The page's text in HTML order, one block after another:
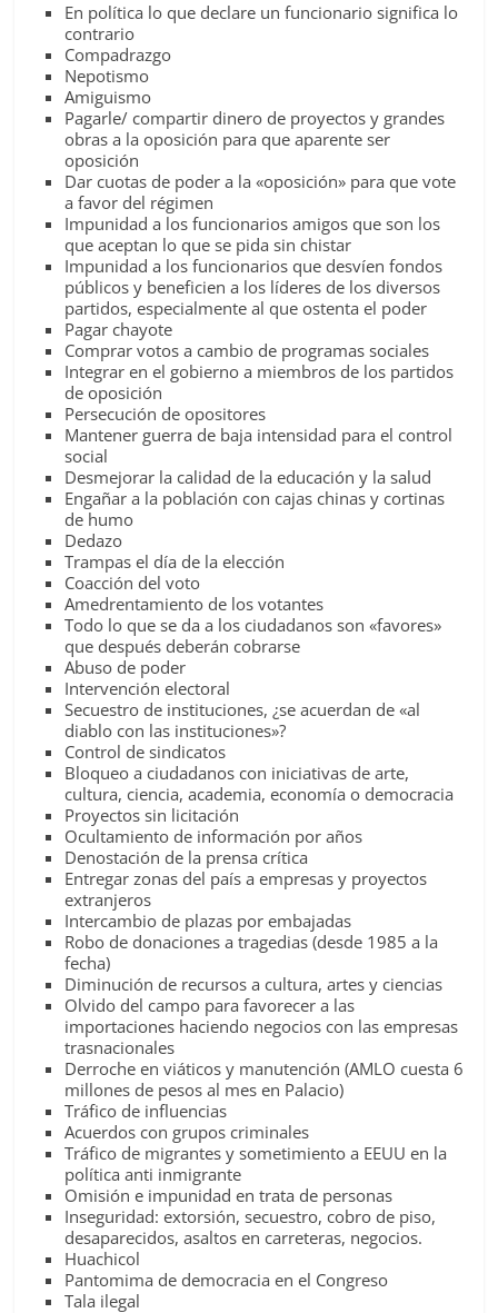
En política lo que declare un funcionario significa lo
contrario
Compadrazgo
Nepotismo
Amiguismo
Pagarle/ compartir dinero de proyectos y grandes
obras a la oposición para que aparente ser
oposición
Dar cuotas de poder a la «oposición» para que vote
a favor del régimen
Impunidad a los funcionarios amigos que son los
que aceptan lo que se pida sin chistar
Impunidad a los funcionarios que desvíen fondos
públicos y beneficien a los líderes de los diversos
partidos, especialmente al que ostenta el poder
Pagar chayote
Comprar votos a cambio de programas sociales
Integrar en el gobierno a miembros de los partidos
de oposición
Persecución de opositores
Mantener guerra de baja intensidad para el control
social
Desmejorar la calidad de la educación y la salud
Engañar a la población con cajas chinas y cortinas
de humo
Dedazo
Trampas el día de la elección
Coacción del voto
Amedrentamiento de los votantes
Todo lo que se da a los ciudadanos son «favores»
que después deberán cobrarse
Abuso de poder
Intervención electoral
Secuestro de instituciones, ¿se acuerdan de «al
diablo con las instituciones»?
Control de sindicatos
Bloqueo a ciudadanos con iniciativas de arte,
cultura, ciencia, academia, economía o democracia
Proyectos sin licitación
Ocultamiento de información por años
Denostación de la prensa crítica
Entregar zonas del país a empresas y proyectos
extranjeros
Intercambio de plazas por embajadas
Robo de donaciones a tragedias (desde 1985 a la
fecha)
Diminución de recursos a cultura, artes y ciencias
Olvido del campo para favorecer a las
importaciones haciendo negocios con las empresas
trasnacionales
Derroche en viáticos y manutención (AMLO cuesta 6
millones de pesos al mes en Palacio)
Tráfico de influencias
Acuerdos con grupos criminales
Tráfico de migrantes y sometimiento a EEUU en la
política anti inmigrante
Omisión e impunidad en trata de personas
Inseguridad: extorsión, secuestro, cobro de piso,
desaparecidos, asaltos en carreteras, negocios.
Huachicol
Pantomima de democracia en el Congreso
Tala ilegal